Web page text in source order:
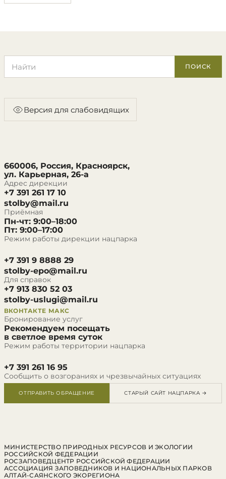
ПОИСК
Версия для слабовидящих
660006, Россия, Красноярск,
ул. Карьерная, 26-а
Адрес дирекции
+7 391 261 17 10
stolby@mail.ru
Приёмная
Пн-чт: 9:00–18:00
Пт: 9:00–17:00
Режим работы дирекции нацпарка
+7 391 9 8888 29
stolby-epo@mail.ru
Для справок
+7 913 830 52 03
stolby-uslugi@mail.ru
ВКОНТАКТЕ МАКС
Бронирование услуг
Рекомендуем посещать
в светлое время суток
Режим работы территории нацпарка
+7 391 261 16 95
Сообщить о возгораниях и чрезвычайных ситуациях
ОТПРАВИТЬ ОБРАЩЕНИЕ СТАРЫЙ САЙТ НАЦПАРКА →
МИНИСТЕРСТВО ПРИРОДНЫХ РЕСУРСОВ И ЭКОЛОГИИ
РОССИЙСКОЙ ФЕДЕРАЦИИ
РОСЗАПОВЕДЦЕНТР РОССИЙСКОЙ ФЕДЕРАЦИИ
АССОЦИАЦИЯ ЗАПОВЕДНИКОВ И НАЦИОНАЛЬНЫХ ПАРКОВ
АЛТАЙ-САЯНСКОГО ЭКОРЕГИОНА